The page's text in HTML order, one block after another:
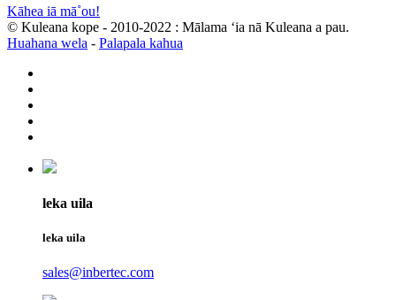
Kāhea iā mā˚ou!
© Kuleana kope - 2010-2022 : Mālama ʻia nā Kuleana a pau.
Huahana wela - Palapala kahua
leka uila
leka uila
sales@inbertec.com